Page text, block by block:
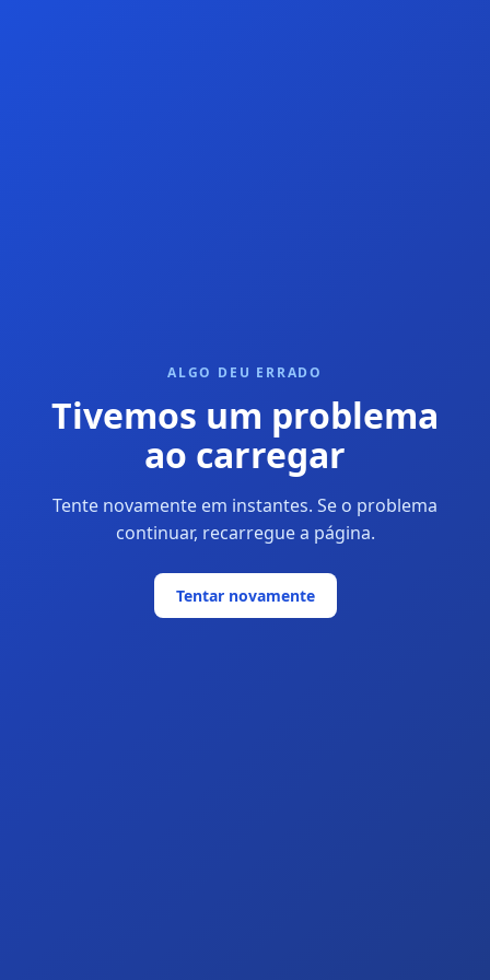
ALGO DEU ERRADO
Tivemos um problema
ao carregar
Tente novamente em instantes. Se o problema
continuar, recarregue a página.
Tentar novamente